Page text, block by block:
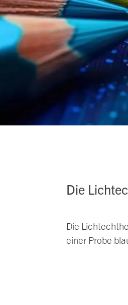
Die
Die
einer Probe